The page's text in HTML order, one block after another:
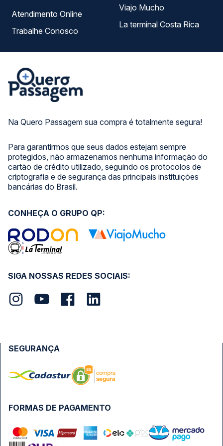
Na Quero Passagem sua compra é totalmente segura!
Para garantirmos que seus dados estejam sempre
protegidos, não armazenamos nenhuma informação do
cartão de crédito utilizado, seguindo os protocolos de
criptografia e de segurança das principais instituições
bancárias do Brasil.
Atendimento Online
Trabalhe Conosco
Viajo Mucho
La terminal Costa Rica
SIGA NOSSAS REDES SOCIAIS:
CONHEÇA O GRUPO QP:
FORMAS DE PAGAMENTO
SEGURANÇA